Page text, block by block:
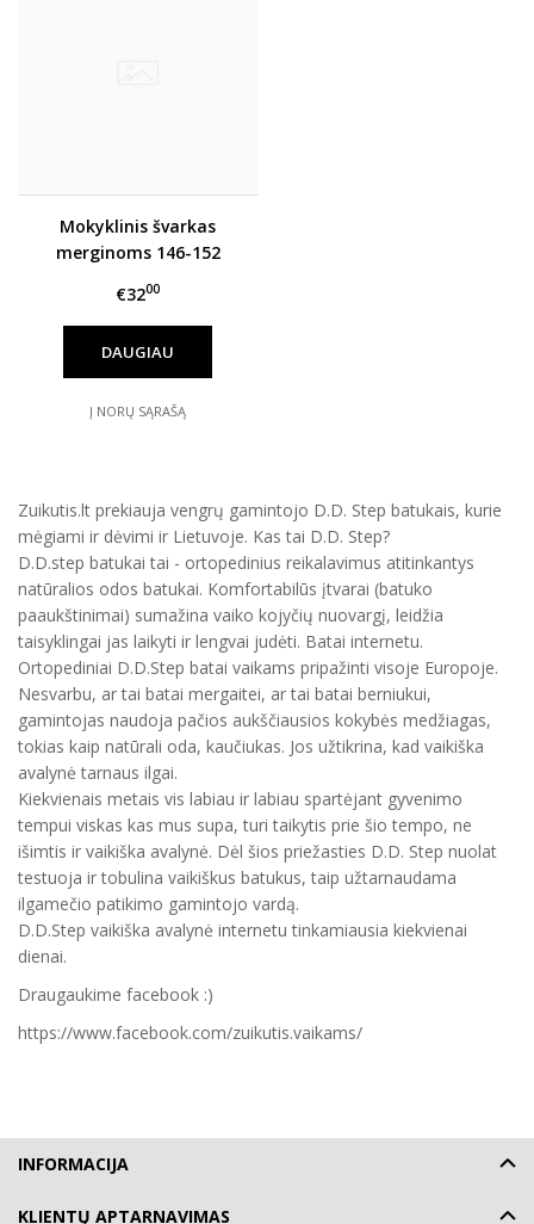
Mokyklinis švarkas
merginoms 146-152
€3200
DAUGIAU
Į NORŲ SĄRAŠĄ
Zuikutis.lt prekiauja vengrų gamintojo D.D. Step batukais, kurie
mėgiami ir dėvimi ir Lietuvoje. Kas tai D.D. Step?
D.D.step batukai tai - ortopedinius reikalavimus atitinkantys
natūralios odos batukai. Komfortabilūs įtvarai (batuko
paaukštinimai) sumažina vaiko kojyčių nuovargį, leidžia
taisyklingai jas laikyti ir lengvai judėti. Batai internetu.
Ortopediniai D.D.Step batai vaikams pripažinti visoje Europoje.
Nesvarbu, ar tai batai mergaitei, ar tai batai berniukui,
gamintojas naudoja pačios aukščiausios kokybės medžiagas,
tokias kaip natūrali oda, kaučiukas. Jos užtikrina, kad vaikiška
avalynė tarnaus ilgai.
Kiekvienais metais vis labiau ir labiau spartėjant gyvenimo
tempui viskas kas mus supa, turi taikytis prie šio tempo, ne
išimtis ir vaikiška avalynė. Dėl šios priežasties D.D. Step nuolat
testuoja ir tobulina vaikiškus batukus, taip užtarnaudama
ilgamečio patikimo gamintojo vardą.
D.D.Step vaikiška avalynė internetu tinkamiausia kiekvienai
dienai.
Draugaukime facebook :)
https://www.facebook.com/zuikutis.vaikams/
INFORMACIJA
KLIENTŲ APTARNAVIMAS